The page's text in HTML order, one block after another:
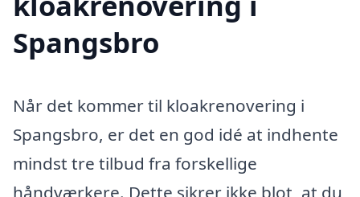
Spangsbro
Når det kommer til kloakrenovering i
Spangsbro, er det en god idé at indhente
mindst tre tilbud fra forskellige
håndværkere. Dette sikrer ikke blot, at du